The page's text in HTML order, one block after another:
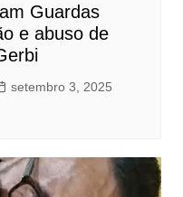
Guardas
e abuso de
setembro 3, 2025